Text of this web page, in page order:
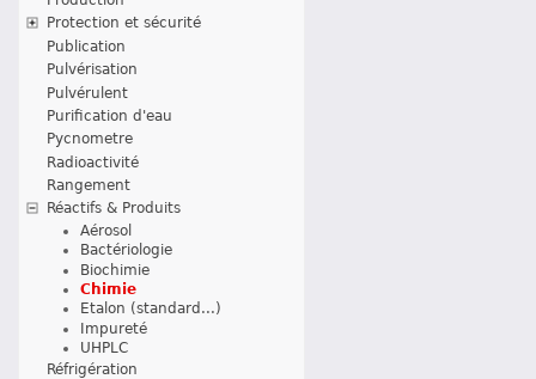
Protection et sécurité
Publication
Pulvérisation
Pulvérulent
Purification d'eau
Pycnometre
Radioactivité
Rangement
Réactifs & Produits
Aérosol
Bactériologie
Biochimie
Chimie
Etalon (standard...)
Impureté
UHPLC
Réfrigération